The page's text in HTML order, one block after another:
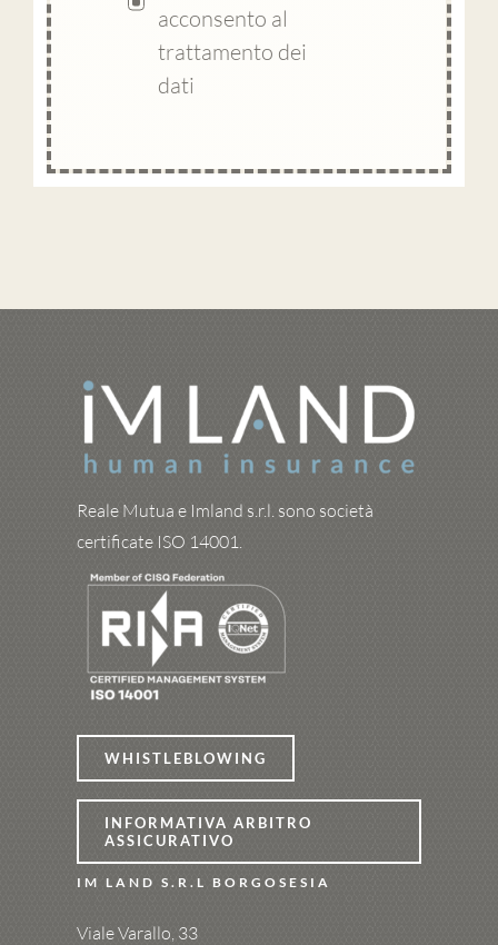
acconsento al
trattamento dei
dati
Reale Mutua e Imland s.r.l. sono società
certificate ISO 14001.
WHISTLEBLOWING
INFORMATIVA ARBITRO
ASSICURATIVO
IM LAND S.R.L BORGOSESIA
Viale Varallo, 33